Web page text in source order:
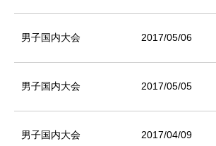
男子国内大会 2017/05/06
男子国内大会 2017/05/05
男子国内大会 2017/04/09